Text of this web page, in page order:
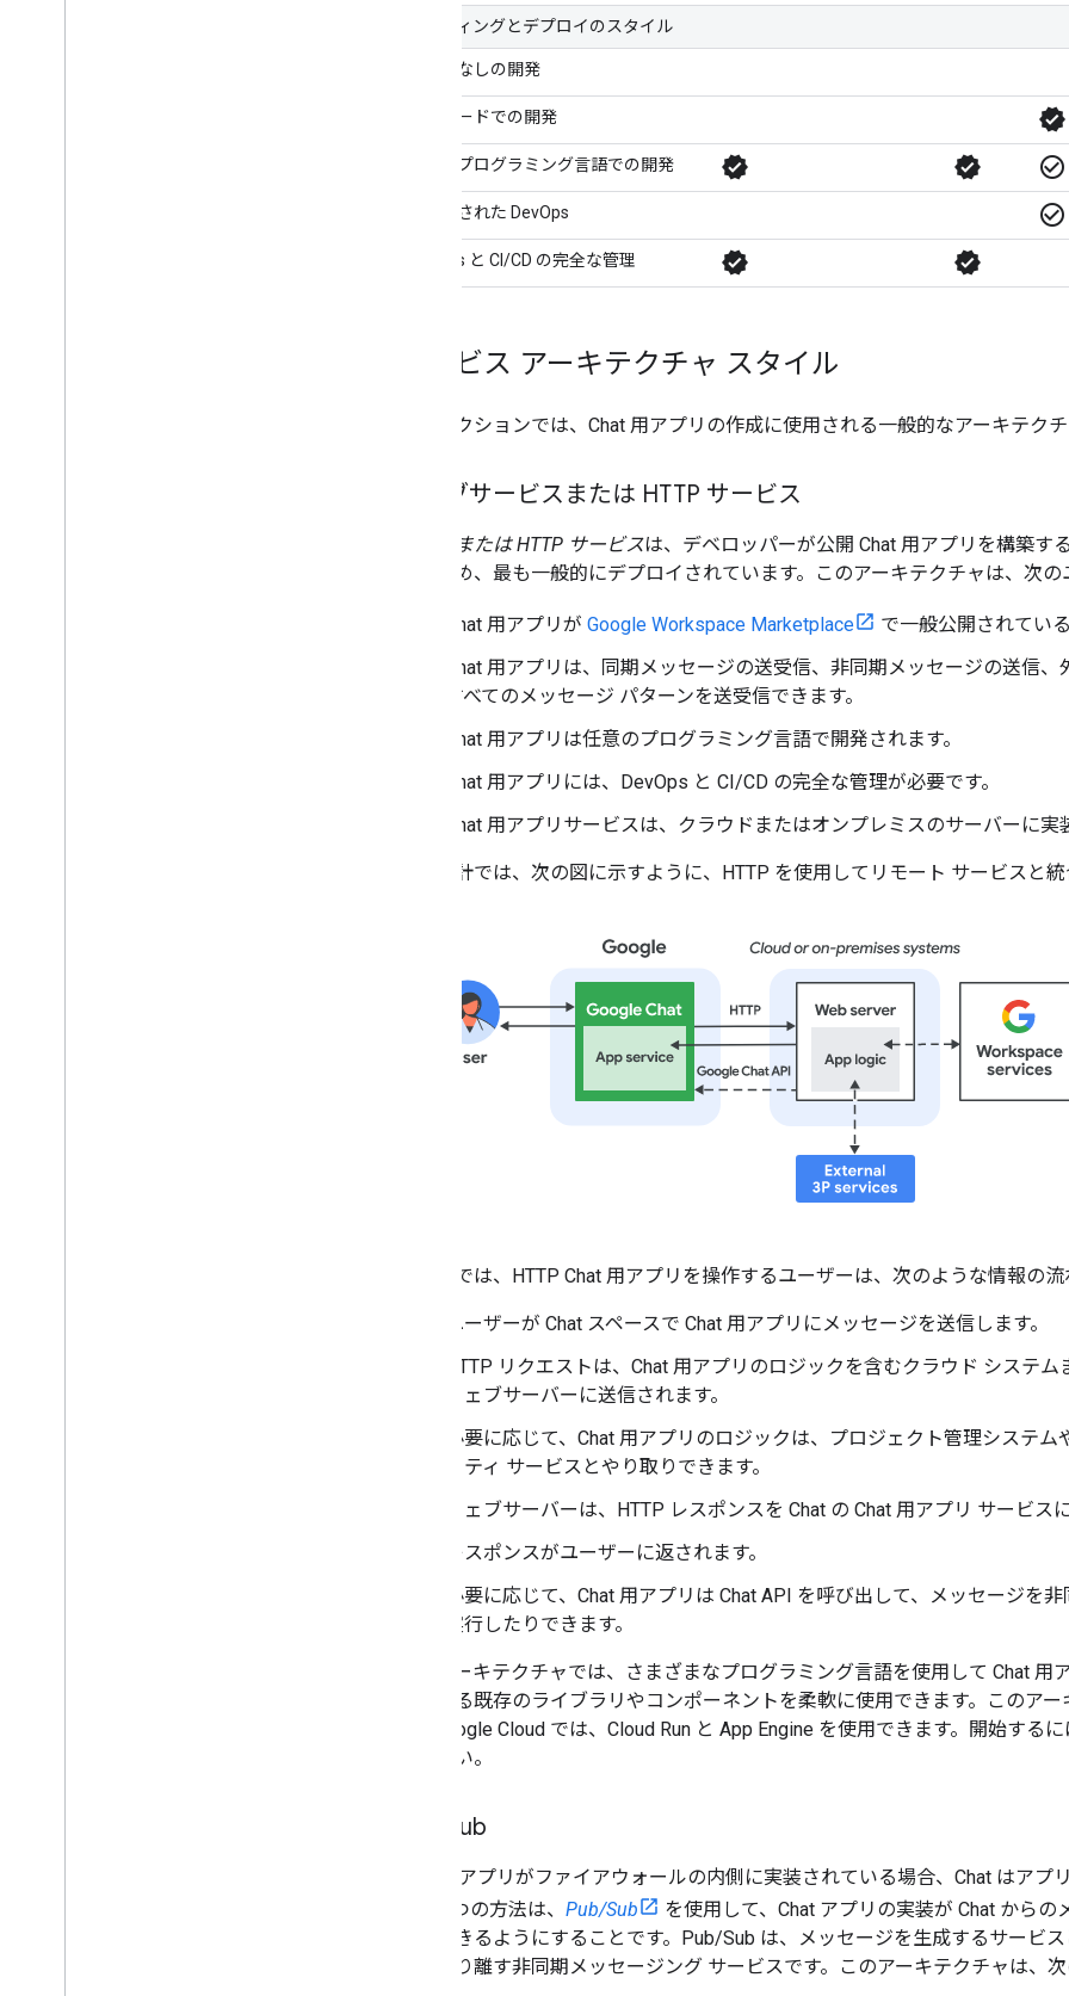
コーディングとデプロイのスタイル
コードなしの開発
ローコードでの開発 verified
任意のプログラミング言語での開発 verified verified check_circle_outline
簡素化された DevOps check_circle_outline
DevOps と CI/CD の完全な管理 verified verified
サービス アーキテクチャ スタイル
このセクションでは、Chat 用アプリの作成に使用される一般的なアーキテク
ウェブサービスまたは HTTP サービス
ウェブまたは HTTP サービスは、デベロッパーが公開 Chat 用アプリを構築す
あるため、最も一般的にデプロイされています。このアーキテクチャは、次の
Chat 用アプリが Google Workspace Marketplace
で一般公開されている
Chat 用アプリは、同期メッセージの送受信、非同期メッセージの送信
すべてのメッセージ パターンを送受信できます。
Chat 用アプリは任意のプログラミング言語で開発されます。
Chat 用アプリには、DevOps と CI/CD の完全な管理が必要です。
Chat 用アプリサービスは、クラウドまたはオンプレミスのサーバーに実
この設計では、次の図に示すように、HTTP を使用してリモート サービスと統
上の図では、HTTP Chat 用アプリを操作するユーザーは、次のような情報の流
ユーザーが Chat スペースで Chat 用アプリにメッセージを送信します。
HTTP リクエストは、Chat 用アプリのロジックを含むクラウド システ
ウェブサーバーに送信されます。
必要に応じて、Chat 用アプリのロジックは、プロジェクト管理システ
ーティ サービスとやり取りできます。
ウェブサーバーは、HTTP レスポンスを Chat の Chat 用アプリ サービス
レスポンスがユーザーに返されます。
必要に応じて、Chat 用アプリは Chat API を呼び出して、メッセージを
実行したりできます。
このアーキテクチャでは、さまざまなプログラミング言語を使用して Chat
存在する既存のライブラリやコンポーネントを柔軟に使用できます。このア
す。Google Cloud では、Cloud Run と App Engine を使用できます。開始するに
ください。
Sub
Chat 用アプリがファイアウォールの内側に実装されている場合、Chat はア
ん。1 つの方法は、 Pub/Sub
を使用して、Chat アプリの実装が Chat から
イブできるようにすることです。Pub/Sub は、メッセージを生成するサービ
スを切り離す非同期メッセージング サービスです。このアーキテクチャは、